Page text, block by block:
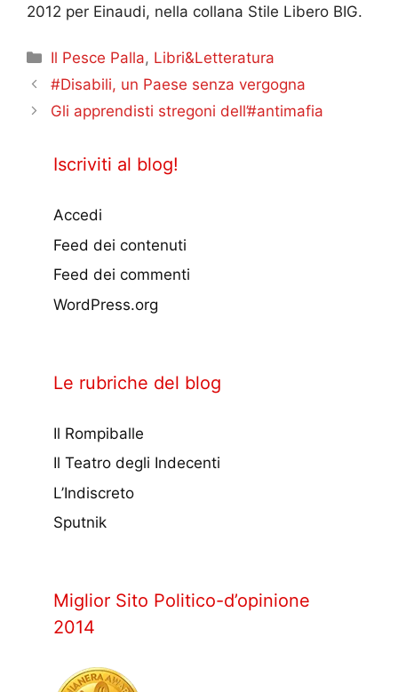
2012 per Einaudi, nella collana Stile Libero BIG.
Categorie
Il Pesce Palla, Libri&Letteratura
#Disabili, un Paese senza vergogna
Gli apprendisti stregoni dell’#antimafia
Iscriviti al blog!
Accedi
Feed dei contenuti
Feed dei commenti
WordPress.org
Le rubriche del blog
Il Rompiballe
Il Teatro degli Indecenti
L’Indiscreto
Sputnik
Miglior Sito Politico-d’opinione
2014